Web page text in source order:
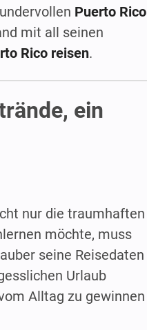
Puerto Rico
mit all seinen
Rico reisen.
ein
nur die traumhaften
möchte, muss
seine Reisedaten
Urlaub
Alltag zu gewinnen